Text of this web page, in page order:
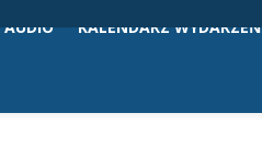
AUDIO KALENDARZ WYDARZEŃ